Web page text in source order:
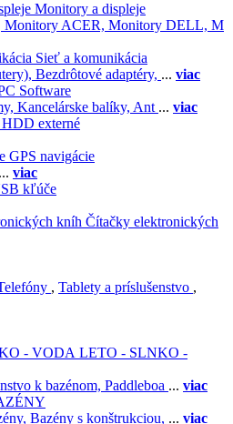
Monitory a displeje
Monitory ACER, Monitory DELL, M
Sieť a komunikácia
Bezdrôtové adaptéry, ... viac
Software
Kancelárske balíky, Ant ... viac
HDD externé
GPS navigácie
... viac
kľúče
Čítačky elektronických
, Tablety a príslušenstvo ,
LETO - SLNKO -
k bazénom, Paddleboa ... viac
Bazény s konštrukciou, ... viac